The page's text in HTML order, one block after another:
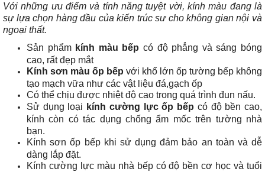
Với những ưu điểm và tính năng tuyệt vời, kính màu đang là
sự lựa chọn hàng đầu của kiến trúc sư cho không gian nội và
ngoại thất.
Sản phẩm kính màu bếp có độ phẳng và sáng bóng
cao, rất đẹp mắt
Kính sơn màu ốp bếp với khổ lớn ốp tường bếp không
tạo mạch vữa như các vật liệu đá,gạch ốp
Có thể chịu được nhiệt độ cao trong quá trình đun nấu.
Sử dụng loại kính cường lực ốp bếp có độ bền cao,
kính còn có tác dụng chống ẩm mốc trên tường nhà
bạn.
Kính sơn ốp bếp khi sử dụng đảm bảo an toàn và dễ
dàng lắp đặt.
Kính cường lực màu nhà bếp có độ bền cơ học và tuổi